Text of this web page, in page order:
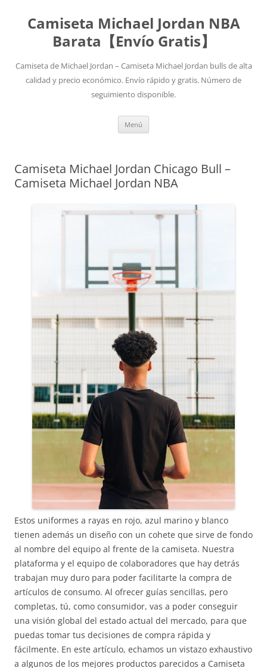
Camiseta Michael Jordan NBA
Barata【Envío Gratis】
Camiseta de Michael Jordan – Camiseta Michael Jordan bulls de alta
calidad y precio económico. Envío rápido y gratis. Número de
seguimiento disponible.
Menú
Camiseta Michael Jordan Chicago Bull –
Camiseta Michael Jordan NBA
Estos uniformes a rayas en rojo, azul marino y blanco
tienen además un diseño con un cohete que sirve de fondo
al nombre del equipo al frente de la camiseta. Nuestra
plataforma y el equipo de colaboradores que hay detrás
trabajan muy duro para poder facilitarte la compra de
artículos de consumo. Al ofrecer guías sencillas, pero
completas, tú, como consumidor, vas a poder conseguir
una visión global del estado actual del mercado, para que
puedas tomar tus decisiones de compra rápida y
fácilmente. En este artículo, echamos un vistazo exhaustivo
a algunos de los mejores productos parecidos a Camiseta